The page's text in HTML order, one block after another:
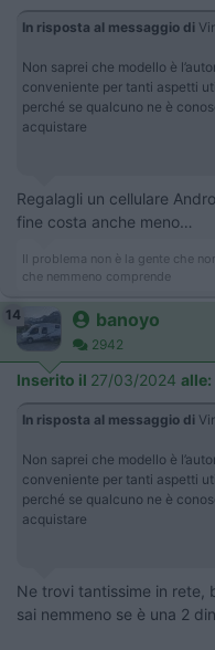
In risposta al messaggio di
Non saprei che modello è
conveniente per tanti aspetti
perché se qualcuno ne è
acquistare
Regalagli un cellulare
fine costa anche meno…
Il problema non è la gente che
che nemmeno comprende
14 banoyo
2942
Inserito il 27/03/2024 alle:
In risposta al messaggio di
Non saprei che modello è
conveniente per tanti aspetti
perché se qualcuno ne è
acquistare
Ne trovi tantissime in rete,
sai nemmeno se è una 2